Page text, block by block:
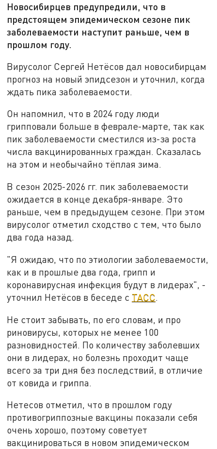
Новосибирцев предупредили, что в
предстоящем эпидемическом сезоне пик
заболеваемости наступит раньше, чем в
прошлом году.
Вирусолог Сергей Нетёсов дал новосибирцам
прогноз на новый эпидсезон и уточнил, когда
ждать пика заболеваемости.
Он напомнил, что в 2024 году люди
грипповали больше в феврале-марте, так как
пик заболеваемости сместился из-за роста
числа вакцинированных граждан. Сказалась
на этом и необычайно тёплая зима.
В сезон 2025-2026 гг. пик заболеваемости
ожидается в конце декабря-январе. Это
раньше, чем в предыдущем сезоне. При этом
вирусолог отметил сходство с тем, что было
два года назад.
"Я ожидаю, что по этиологии заболеваемости,
как и в прошлые два года, грипп и
коронавирусная инфекция будут в лидерах", -
уточнил Нетёсов в беседе с ТАСС.
Не стоит забывать, по его словам, и про
риновирусы, которых не менее 100
разновидностей. По количеству заболевших
они в лидерах, но болезнь проходит чаще
всего за три дня без последствий, в отличие
от ковида и гриппа.
Нетесов отметил, что в прошлом году
противогриппозные вакцины показали себя
очень хорошо, поэтому советует
вакцинироваться в новом эпидемическом